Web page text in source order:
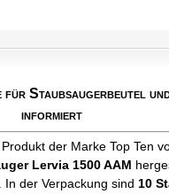
für Staubsaugerbeutel
informiert
der Marke Top Ten
Lervia 1500 AAM
In der Verpackung sind10